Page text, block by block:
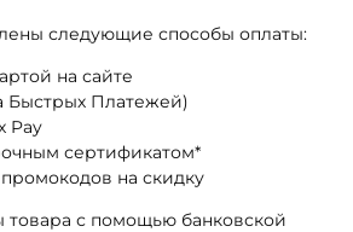
следующие способы оплаты:
на сайте
Быстрых Платежей)
Pay
сертификатом*
на скидку
товара с помощью банковской